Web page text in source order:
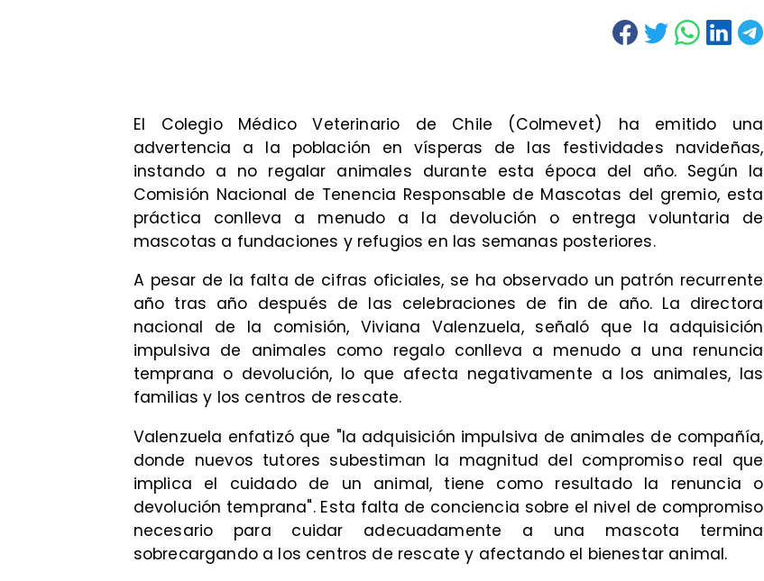
El Colegio Médico Veterinario de Chile (Colmevet) ha emitido una
advertencia a la población en vísperas de las festividades navideñas,
instando a no regalar animales durante esta época del año. Según la
Comisión Nacional de Tenencia Responsable de Mascotas del gremio, esta
práctica conlleva a menudo a la devolución o entrega voluntaria de
mascotas a fundaciones y refugios en las semanas posteriores.
A pesar de la falta de cifras oficiales, se ha observado un patrón recurrente
año tras año después de las celebraciones de fin de año. La directora
nacional de la comisión, Viviana Valenzuela, señaló que la adquisición
impulsiva de animales como regalo conlleva a menudo a una renuncia
temprana o devolución, lo que afecta negativamente a los animales, las
familias y los centros de rescate.
Valenzuela enfatizó que "la adquisición impulsiva de animales de compañía,
donde nuevos tutores subestiman la magnitud del compromiso real que
implica el cuidado de un animal, tiene como resultado la renuncia o
devolución temprana". Esta falta de conciencia sobre el nivel de compromiso
necesario para cuidar adecuadamente a una mascota termina
sobrecargando a los centros de rescate y afectando el bienestar animal.